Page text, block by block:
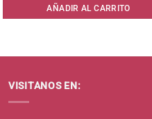
AÑADIR AL CARRITO
VISITANOS EN: